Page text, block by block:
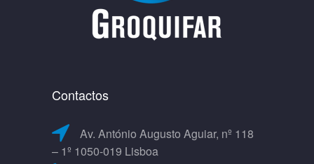
Contactos
Av. António Augusto Aguiar, nº 118
– 1º 1050-019 Lisboa